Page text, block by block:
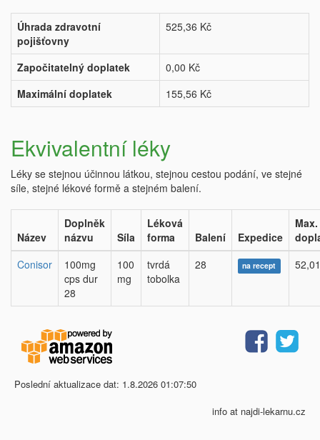
Úhrada zdravotní
pojišťovny
525,36 Kč
Započitatelný doplatek
0,00 Kč
Maximální doplatek
155,56 Kč
Ekvivalentní léky
Léky se stejnou účinnou látkou, stejnou cestou podání, ve stejné
síle, stejné lékové formě a stejném balení.
Název
Doplněk
názvu
Síla
Léková
forma
Balení Expedice
Max.
Conisor
100mg
cps dur
28
100
mg
tvrdá
tobolka
28 na recept
Poslední aktualizace dat: 1.8.2026 01:07:50
info at najdi-lekarnu.cz